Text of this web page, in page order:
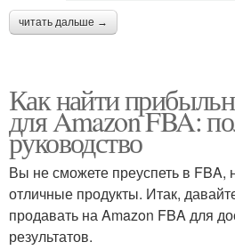
читать дальше →
Как найти
для Amazon FBA:
руководство
Вы не сможете преуспеть в FBA,
отличные продукты. Итак,
продавать на Amazon FBA для
результатов.